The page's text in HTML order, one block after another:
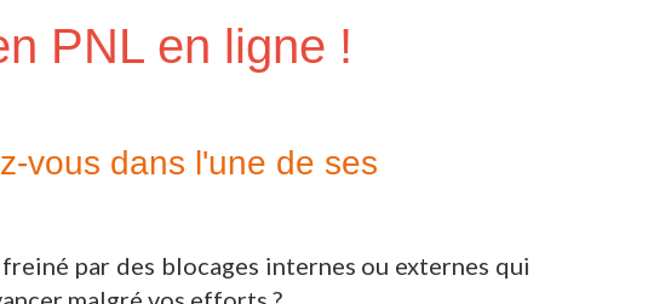
PNL en ligne !
vous dans l'une de ses
par des blocages internes ou externes qui